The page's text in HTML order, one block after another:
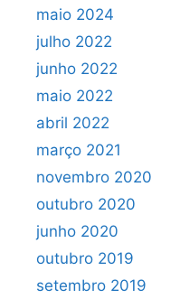
maio 2024
julho 2022
junho 2022
maio 2022
abril 2022
março 2021
novembro 2020
outubro 2020
junho 2020
outubro 2019
setembro 2019